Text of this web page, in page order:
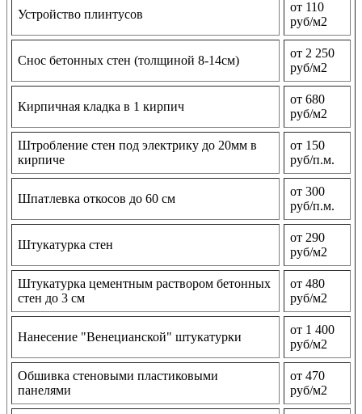
Устройство плинтусов
от 110
руб/м2
Снос бетонных стен (толщиной 8-14см)
от 2 250
руб/м2
Кирпичная кладка в 1 кирпич
от 680
руб/м2
Штробление стен под электрику до 20мм в
кирпиче
от 150
руб/п.м.
Шпатлевка откосов до 60 см
от 300
руб/п.м.
Штукатурка стен
от 290
руб/м2
Штукатурка цементным раствором бетонных
стен до 3 см
от 480
руб/м2
Нанесение "Венецианской" штукатурки
от 1 400
руб/м2
Обшивка стеновыми пластиковыми
панелями
от 470
руб/м2